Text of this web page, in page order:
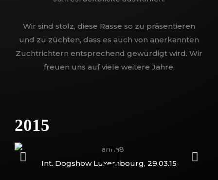
Wir sind stolz, diese Rasse so zu präsentieren
und zu züchten, dass es auch von anerkannten
Zuchtrichtern entsprechend gewürdigt wird. Wir
freuen uns auf viele weitere Jahre.
2015
Int. Dogshow Luxembourg, 29.03.15